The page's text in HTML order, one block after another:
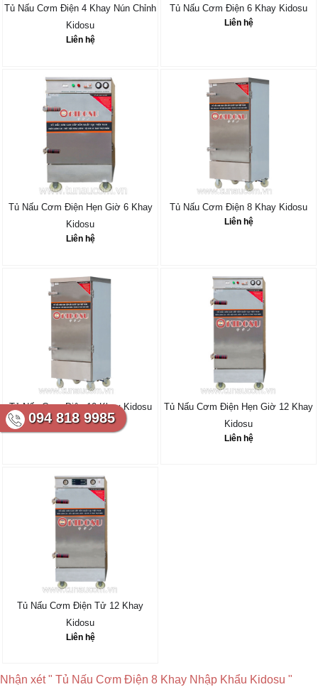
Tủ Nấu Cơm Điện 4 Khay Nún Chỉnh
Kidosu
Liên hệ
Tủ Nấu Cơm Điện 6 Khay Kidosu
Liên hệ
Tủ Nấu Cơm Điện Hẹn Giờ 6 Khay
Kidosu
Liên hệ
Tủ Nấu Cơm Điện 8 Khay Kidosu
Liên hệ
Tủ Nấu Cơm Điện 10 Khay Kidosu
Liên hệ
Tủ Nấu Cơm Điện Hẹn Giờ 12 Khay
Kidosu
Liên hệ
Tủ Nấu Cơm Điện Tử 12 Khay
Kidosu
Liên hệ
Nhận xét " Tủ Nấu Cơm Điện 8 Khay Nhập Khẩu Kidosu "
094 818 9985